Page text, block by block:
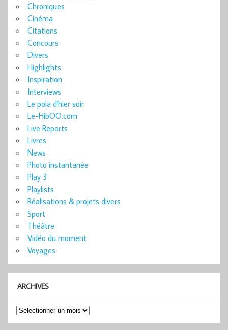
Chroniques
Cinéma
Citations
Concours
Divers
Highlights
Inspiration
Interviews
Le pola d'hier soir
Le-HibOO.com
Live Reports
Livres
News
Photo instantanée
Play 3
Playlists
Réalisations & projets divers
Sport
Théâtre
Vidéo du moment
Voyages
ARCHIVES
Archives